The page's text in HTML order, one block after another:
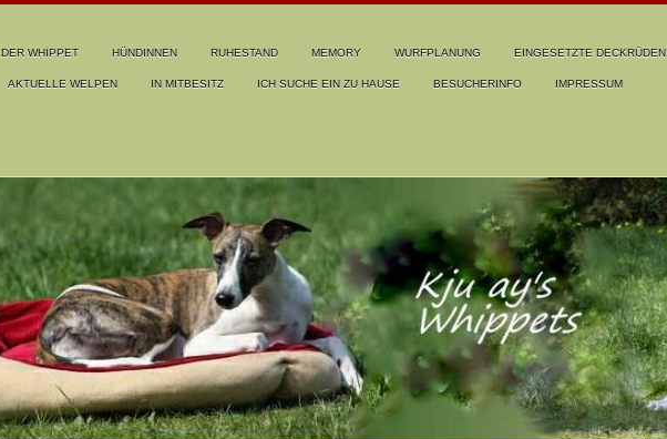
DER WHIPPET HÜNDINNEN RUHESTAND MEMORY WURFPLANUNG EINGESETZTE DECKRÜDEN
AKTUELLE WELPEN IN MITBESITZ ICH SUCHE EIN ZU HAUSE BESUCHERINFO IMPRESSUM